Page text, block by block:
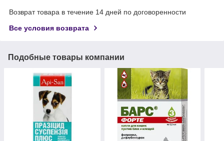
Возврат товара в течение 14 дней по договоренности
Все условия возврата
Подобные товары компании